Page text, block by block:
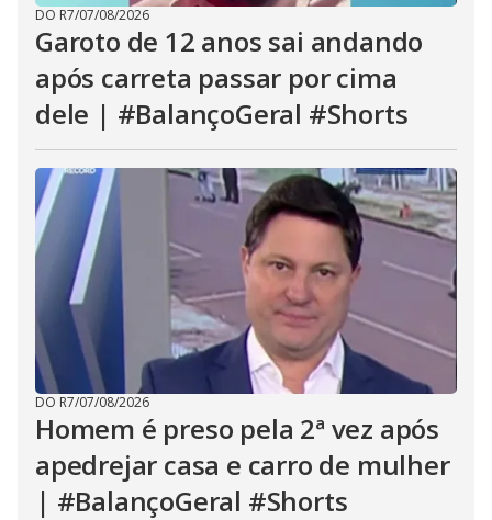
DO R7/07/08/2026
Garoto de 12 anos sai andando
após carreta passar por cima
dele | #BalançoGeral #Shorts
DO R7/07/08/2026
Homem é preso pela 2ª vez após
apedrejar casa e carro de mulher
| #BalançoGeral #Shorts